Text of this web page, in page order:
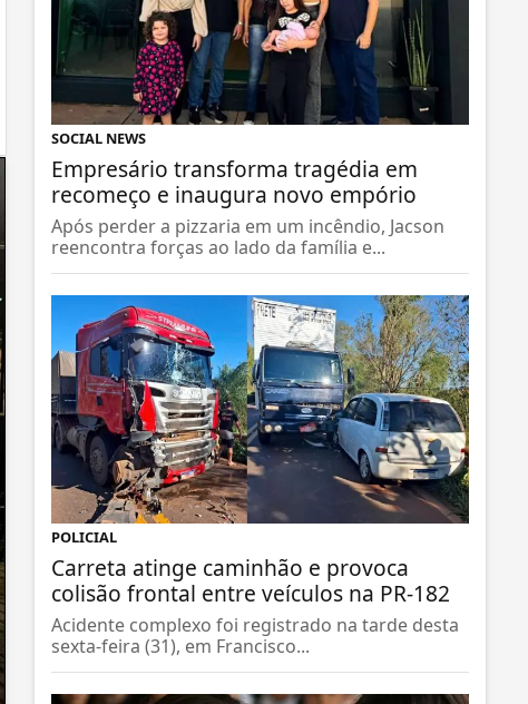
SOCIAL NEWS
Empresário transforma tragédia em
recomeço e inaugura novo empório
Após perder a pizzaria em um incêndio, Jacson
reencontra forças ao lado da família e...
POLICIAL
Carreta atinge caminhão e provoca
colisão frontal entre veículos na PR-182
Acidente complexo foi registrado na tarde desta
sexta-feira (31), em Francisco...